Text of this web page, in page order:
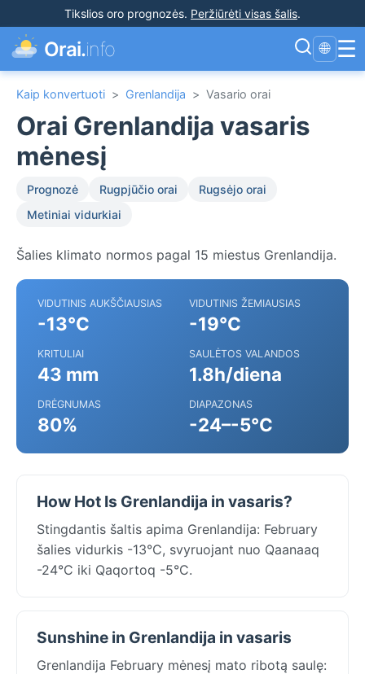
Tikslios oro prognozės. Peržiūrėti visas šalis.
Orai.info 🌐 ☰
Kaip konvertuoti > Grenlandija > Vasario orai
Orai Grenlandija vasaris
mėnesį
Prognozė Rugpjūčio orai
Rugsėjo orai
Metiniai vidurkiai
Šalies klimato normos pagal 15 miestus Grenlandija.
VIDUTINIS AUKŠČIAUSIAS
-13°C
VIDUTINIS ŽEMIAUSIAS
-19°C
KRITULIAI
43 mm
SAULĖTOS VALANDOS
1.8h/diena
DRĖGNUMAS
80%
DIAPAZONAS
-24–-5°C
How Hot Is Grenlandija in vasaris?
Stingdantis šaltis apima Grenlandija: February
šalies vidurkis -13°C, svyruojant nuo Qaanaaq
-24°C iki Qaqortoq -5°C.
Sunshine in Grenlandija in vasaris
Grenlandija February mėnesį mato ribotą saulę: